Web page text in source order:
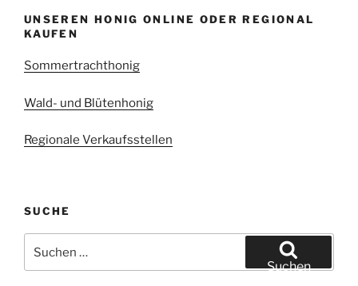
UNSEREN HONIG ONLINE ODER REGIONAL
KAUFEN
Sommertrachthonig
Wald- und Blütenhonig
Regionale Verkaufsstellen
SUCHE
nach:
Suchen